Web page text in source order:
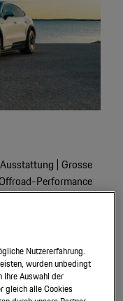
| Grosse
Performance
Nutzererfahrung.
wurden unbedingt
Ihre Auswahl der
gleich alle Cookies